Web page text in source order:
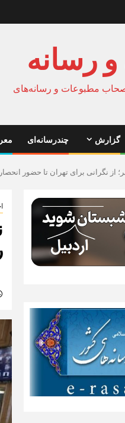
و رسانه
مطبوعات و رسانه‌های
گزارش چندرسانه‌ای
نگرانی برای تهران تا حضور